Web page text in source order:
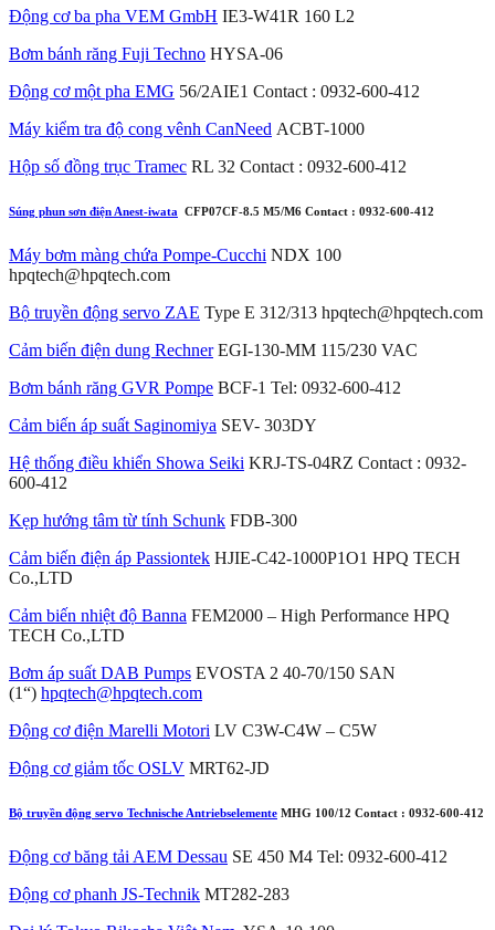
Động cơ ba pha VEM GmbH IE3-W41R 160 L2
Bơm bánh răng Fuji Techno HYSA-06
Động cơ một pha EMG 56/2AIE1 Contact : 0932-600-412
Máy kiểm tra độ cong vênh CanNeed ACBT-1000
Hộp số đồng trục Tramec RL 32 Contact : 0932-600-412
Súng phun sơn điện Anest-iwata CFP07CF-8.5 M5/M6 Contact : 0932-600-412
Máy bơm màng chứa Pompe-Cucchi NDX 100
hpqtech@hpqtech.com
Bộ truyền động servo ZAE Type E 312/313 hpqtech@hpqtech.com
Cảm biến điện dung RechnerEGI-130-MM 115/230 VAC
Bơm bánh răng GVR Pompe BCF-1 Tel: 0932-600-412
Cảm biến áp suất Saginomiya SEV- 303DY
Hệ thống điều khiển Showa Seiki KRJ-TS-04RZ Contact : 0932-
600-412
Kẹp hướng tâm từ tính Schunk FDB-300
Cảm biến điện áp Passiontek HJIE-C42-1000P1O1 HPQ TECH
Co.,LTD
Cảm biến nhiệt độ Banna FEM2000 – High Performance HPQ
TECH Co.,LTD
Bơm áp suất DAB Pumps EVOSTA 2 40-70/150 SAN
(1“) hpqtech@hpqtech.com
Động cơ điện Marelli Motori LV C3W-C4W – C5W
Động cơ giảm tốc OSLV MRT62-JD
Bộ truyền động servo Technische Antriebselemente MHG 100/12 Contact : 0932-600-412
Động cơ băng tải AEM Dessau SE 450 M4 Tel: 0932-600-412
Động cơ phanh JS-Technik MT282-283